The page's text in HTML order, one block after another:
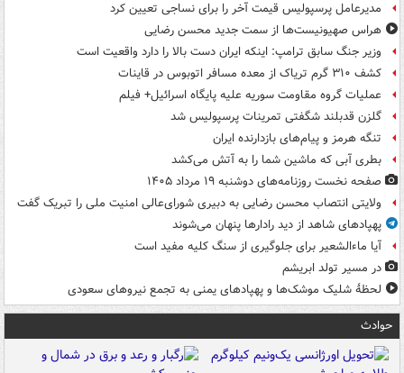
مدیرعامل پرسپولیس قیمت آخر را برای نساجی تعیین کرد
هراس صهیونیست‌ها از سمت جدید محسن رضایی
وزیر جنگ سابق ترامپ: اینکه ایران دست بالا را دارد واقعیت است
کشف ۳۱۰ گرم تریاک از معده مسافر اتوبوس در قاینات
عملیات گروه مقاومت سوریه علیه پایگاه اسرائیل+ فیلم
گلزن قدبلند شگفتی تمرینات پرسپولیس شد
تنگه هرمز و پیام‌های بازدارنده ایران
بطری آبی که ماشین شما را به آتش می‌کشد
صفحه نخست روزنامه‌های دوشنبه ۱۹ مرداد ۱۴۰۵
ولایتی انتصاب محسن رضایی به دبیری شورای‌عالی امنیت ملی را تبریک گفت
پهپادهای شاهد از دید رادارها پنهان می‌شوند
آیا ماءالشعیر برای جلوگیری از سنگ کلیه مفید است
در مسیر تولد ابریشم
لحظۀ شلیک موشک‌ها و پهپادهای یمنی به تجمع نیروهای سعودی
حوادث